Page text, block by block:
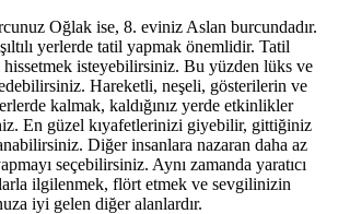
Oğlak ise, 8. eviniz Aslan burcundadır.
yerlerde tatil yapmak önemlidir. Tatil
hissetmek isteyebilirsiniz. Bu yüzden lüks ve
Hareketli, neşeli, gösterilerin ve
kalmak, kaldığınız yerde etkinlikler
En güzel kıyafetlerinizi giyebilir, gittiğiniz
Diğer insanlara nazaran daha az
seçebilirsiniz. Aynı zamanda yaratıcı
ilgilenmek, flört etmek ve sevgilinizin
iyi gelen diğer alanlardır.